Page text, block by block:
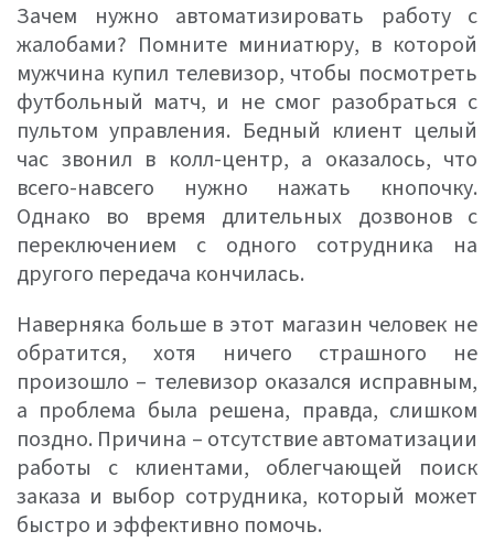
Зачем нужно автоматизировать работу с
жалобами? Помните миниатюру, в которой
мужчина купил телевизор, чтобы посмотреть
футбольный матч, и не смог разобраться с
пультом управления. Бедный клиент целый
час звонил в колл-центр, а оказалось, что
всего-навсего нужно нажать кнопочку.
Однако во время длительных дозвонов с
переключением с одного сотрудника на
другого передача кончилась.
Наверняка больше в этот магазин человек не
обратится, хотя ничего страшного не
произошло – телевизор оказался исправным,
а проблема была решена, правда, слишком
поздно. Причина – отсутствие автоматизации
работы с клиентами, облегчающей поиск
заказа и выбор сотрудника, который может
быстро и эффективно помочь.